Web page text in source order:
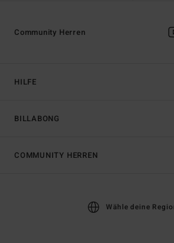
HILFE
BILLABONG
Community Herren
COMMUNITY HERREN
Wähle deine